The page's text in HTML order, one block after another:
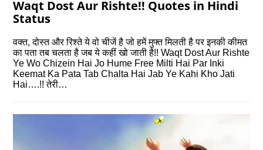
Waqt Dost Aur Rishte!! Quotes in Hindi
Status
वक्त, दोस्त और रिश्ते ये वो चीजें है जो हमें मुफ्त मिलती है पर इनकी कीमत
का पता तब चलता है जब ये कहीं खो जाती है!! Waqt Dost Aur Rishte
Ye Wo Chizein Hai Jo Hume Free Milti Hai Par Inki
Keemat Ka Pata Tab Chalta Hai Jab Ye Kahi Kho Jati
Hai….!! तेरी…